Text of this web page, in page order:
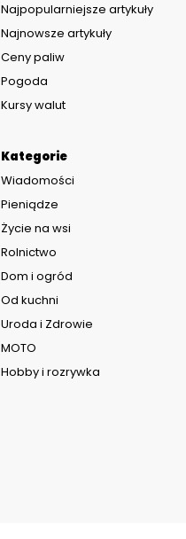
Kategorie
Wiadomości
Pieniądze
Życie na wsi
Rolnictwo
Dom i ogród
Od kuchni
Uroda i Zdrowie
MOTO
Hobby i rozrywka
Najpopularniejsze artykuły
Najnowsze artykuły
Ceny paliw
Pogoda
Kursy walut